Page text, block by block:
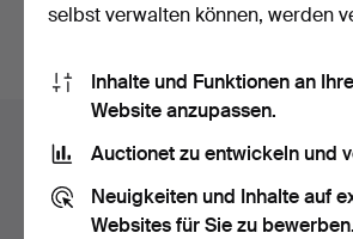
Sie suchen in unserem Archiv der
Auktionen.
selbst verwalten können, werden
Inhalte und Funktionen an
Website anzupassen.
Auctionet zu entwickeln und
Neuigkeiten und Inhalte auf
Websites für Sie zu bewerben.